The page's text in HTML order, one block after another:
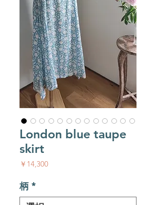
London blue taupe
skirt
￥14,300価格
柄 *